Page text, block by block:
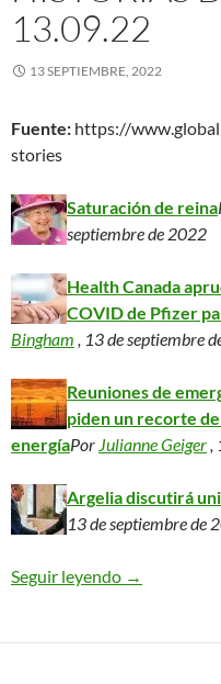
13.09.22
13 SEPTIEMBRE, 2022
Fuente: https://
stories
Saturación de reina
septiembre de 2022
Health Canada
COVID de Pfizer
Bingham , 13 de septiembre
Reuniones de
piden un recorte
energíaPor Julianne Geiger,
Argelia discutirá
13 de septiembre de
Seguir leyendo Global
→